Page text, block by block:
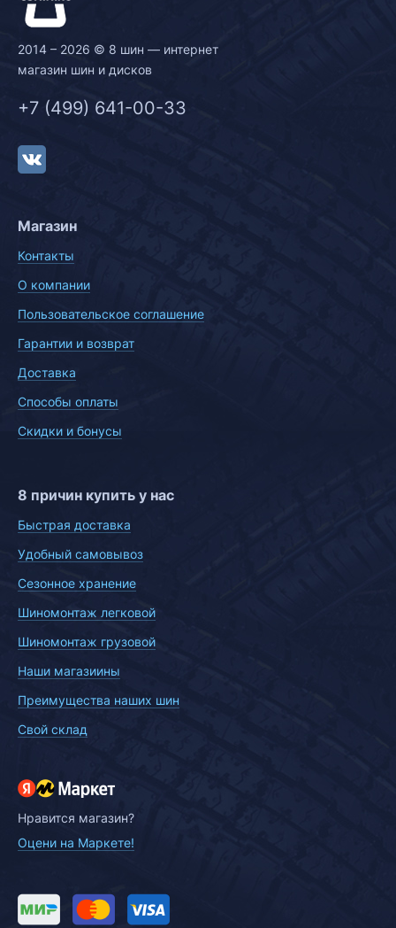
2014 – 2026 © 8 шин — интернет
магазин шин и дисков
+7 (499) 641-00-33
Магазин
Контакты
О компании
Пользовательское соглашение
Гарантии и возврат
Доставка
Способы оплаты
Скидки и бонусы
8 причин купить у нас
Быстрая доставка
Удобный самовывоз
Сезонное хранение
Шиномонтаж легковой
Шиномонтаж грузовой
Наши магазиины
Преимущества наших шин
Свой склад
Нравится магазин?
Оцени на Маркете!